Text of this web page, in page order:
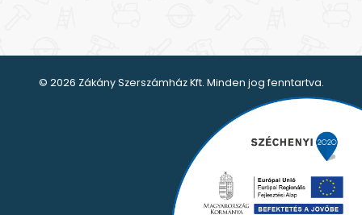
© 2026 Zákány Szerszámház Kft. Minden jog fenntartva.